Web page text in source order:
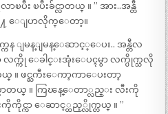
း ၿပီးခ်င္လာတယ္ ။ ” အား..အန္တီ
႔ ေျပာလိုက္ေတာ့။
ကေန ျမန္ျမန္ေဆာင့္ေပး.. အန္တီလ
က္ကို ေခါင္းအုံးေပၚမွာ လက္ပိုက္သလို
ဖင္ႀကီးေကာ့ကာေပးတာ့
လာတယ္ ။ ကြၽန္ေတာ္လည္း လီးကို
ကိုင္ကာ ေဆာင့္ထည့္လိုက္တယ္ ။ ”